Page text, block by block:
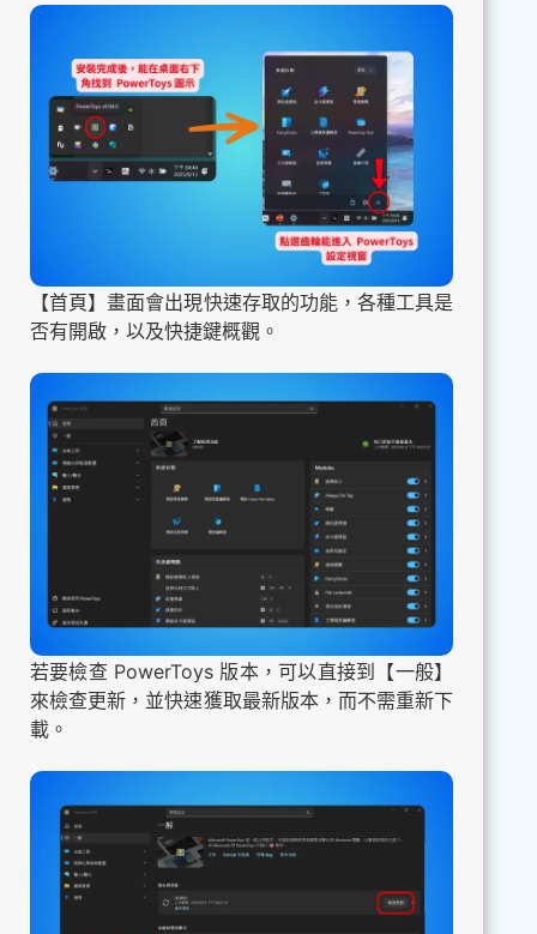
【首頁】畫面會出現快速存取的功能，各種工具是
否有開啟，以及快捷鍵概觀。
若要檢查 PowerToys 版本，可以直接到【一般】
來檢查更新，並快速獲取最新版本，而不需重新下
載。